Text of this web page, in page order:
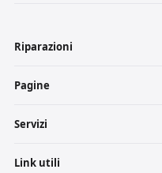
Riparazioni
Pagine
Servizi
Link utili